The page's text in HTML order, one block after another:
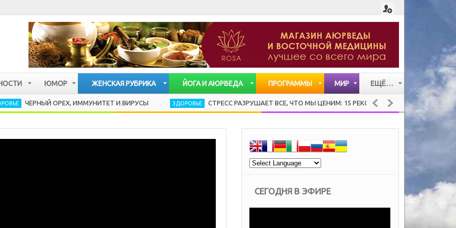
ЮМОР
ЖЕНСКАЯ РУБРИКА
ЙОГА И АЮРВЕДА
ПРОГРАММЫ МИР ЕЩЁ…
СТАТЬИ
ОРЕХ, ИММУНИТЕТ И ВИРУСЫ ЗДОРОВЬЕ СТРЕСС РАЗРУШАЕТ ВСЕ, ЧТО МЫ ЦЕНИМ: 15 РЕКОМЕНДАЦИЙ ХЕНДРИ ВЕЙСИНГЕРА
СЕГОДНЯ В ЭФИРЕ